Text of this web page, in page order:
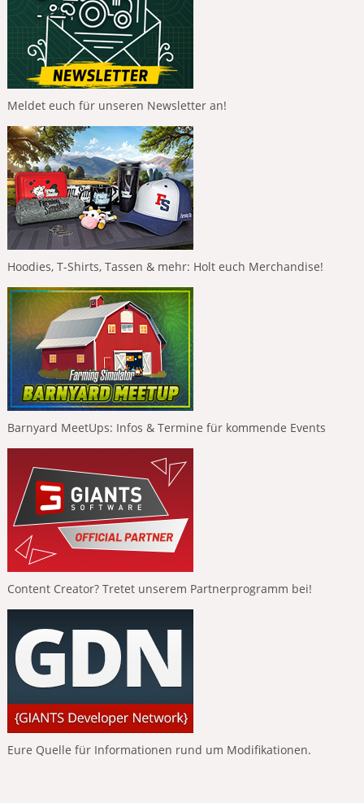
Meldet euch für unseren Newsletter an!
Hoodies, T-Shirts, Tassen & mehr: Holt euch Merchandise!
Barnyard MeetUps: Infos & Termine für kommende Events
Content Creator? Tretet unserem Partnerprogramm bei!
Eure Quelle für Informationen rund um Modifikationen.